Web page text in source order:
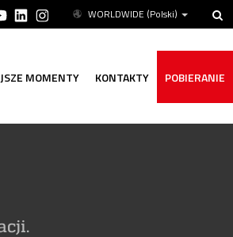
WORLDWIDE (Polski)
MOMENTY KONTAKTY POBIERANIE